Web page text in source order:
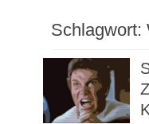
Schlagwort: